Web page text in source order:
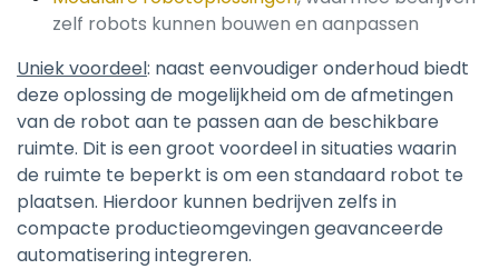
zelf robots kunnen bouwen en aanpassen
Uniek voordeel: naast eenvoudiger onderhoud biedt
deze oplossing de mogelijkheid om de afmetingen
van de robot aan te passen aan de beschikbare
ruimte. Dit is een groot voordeel in situaties waarin
de ruimte te beperkt is om een standaard robot te
plaatsen. Hierdoor kunnen bedrijven zelfs in
compacte productieomgevingen geavanceerde
automatisering integreren.